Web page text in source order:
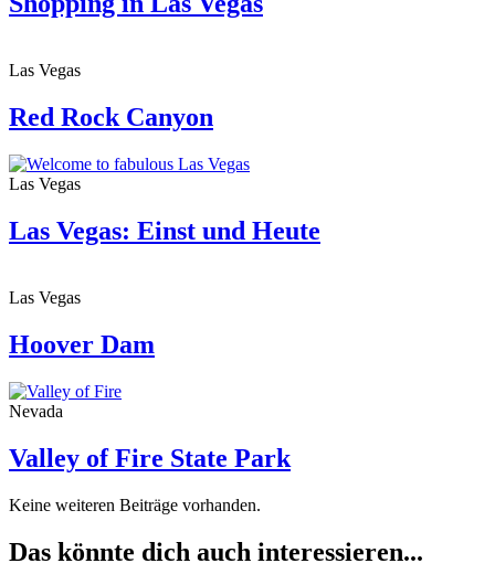
Las Vegas
Red Rock Canyon
Las Vegas
Las Vegas: Einst und Heute
Las Vegas
Hoover Dam
Nevada
Valley of Fire State Park
Keine weiteren Beiträge vorhanden.
Das könnte dich auch interessieren...